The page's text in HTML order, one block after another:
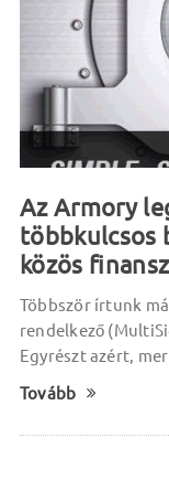
Az Armory
többkulcsos
közös
Többször írtunk
rendelkező
Egyrészt azért,
Tovább